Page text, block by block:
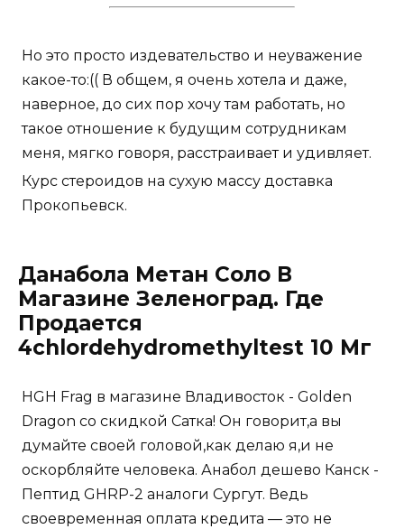
Но это просто издевательство и неуважение
какое-то:(( В общем, я очень хотела и даже,
наверное, до сих пор хочу там работать, но
такое отношение к будущим сотрудникам
меня, мягко говоря, расстраивает и удивляет.
Курс стероидов на сухую массу доставка
Прокопьевск.
Данабола Метан Соло В
Магазине Зеленоград. Где
Продается
4chlordehydromethyltest 10 Мг
HGH Frag в магазине Владивосток - Golden
Dragon со скидкой Сатка! Он говорит,а вы
думайте своей головой,как делаю я,и не
оскорбляйте человека. Анабол дешево Канск -
Пептид GHRP-2 аналоги Сургут. Ведь
своевременная оплата кредита — это не